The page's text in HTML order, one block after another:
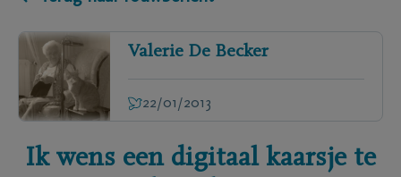
Valerie De Becker
22/01/2013
Ik wens een digitaal kaarsje te